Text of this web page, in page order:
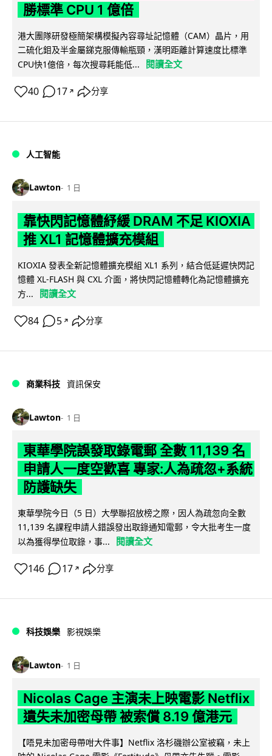
勝標準 CPU 1 億倍
港大團隊研發極簡架構模擬內容尋址記憶體（CAM）晶片，用
二硫化鉬及半金屬銻克服傳輸瓶頸，漢明距離計算速度比標準
CPU快1億倍，每次搜尋耗能低...
閱讀全文
40 17 ↗ 分享
人工智能
Lawton 1 日
靠快閃記憶體紓緩 DRAM 不足 KIOXIA
推 XL1 記憶體擴充模組
KIOXIA 發表全新記憶體擴充模組 XL1 系列，結合低延遲快閃記
憶體 XL-FLASH 與 CXL 介面，將快閃記憶體轉化為記憶體擴充
方...
閱讀全文
84 5 ↗ 分享
商業科技 資訊保安
Lawton 1 日
東華學院誤發取錄電郵 全數 11,139 名
申請人一度空歡喜 專家:人為疏忽+系統
防護缺失
東華學院今日（5 日）大學聯招放榜之際，因人為疏忽向全數
11,139 名課程申請人錯誤發出取錄通知電郵，令大批考生一度
以為獲得學位取錄，事...
閱讀全文
146 17 ↗ 分享
科技娛樂 影視娛樂
Lawton 1 日
Nicolas Cage 主演未上映電影 Netflix
遺失未加密母帶 被索償 8.19 億港元
【唔見未加密母帶咁大件事】Netflix 洛杉磯辦公室被竊，未上